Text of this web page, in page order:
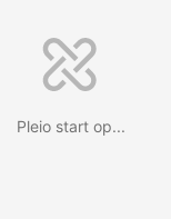
Pleio start op...